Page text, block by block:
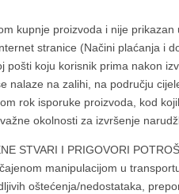
kupnje proizvoda i nije prikazan
stranice (Načini plaćanja i
koju korisnik prima nakon
nalaze na zalihi, na području
rok isporuke proizvoda, kod
okolnosti za izvršenje
STVARI I PRIGOVORI
manipulacijom u
oštećenja/nedostataka,